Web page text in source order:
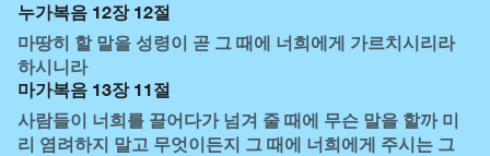
누가복음 12장 12절
마땅히 할 말을 성령이 곧 그 때에 너희에게 가르치시리라
하시니라
마가복음 13장 11절
사람들이 너희를 끌어다가 넘겨 줄 때에 무슨 말을 할까 미
리 염려하지 말고 무엇이든지 그 때에 너희에게 주시는 그